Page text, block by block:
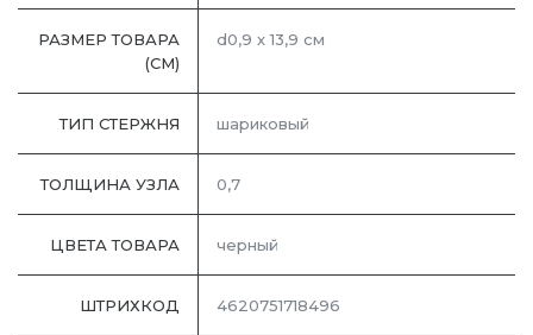
РАЗМЕР ТОВАРА
(СМ)
d0,9 х 13,9 см
ТИП СТЕРЖНЯ шариковый
ТОЛЩИНА УЗЛА 0,7
ЦВЕТА ТОВАРА черный
ШТРИХКОД 4620751718496